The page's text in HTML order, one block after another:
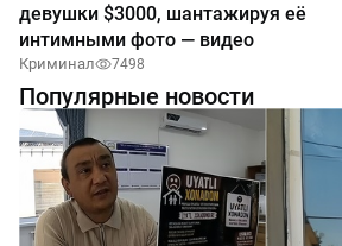
девушки $3000, шантажируя её
интимными фото — видео
Криминал 7498
Популярные новости